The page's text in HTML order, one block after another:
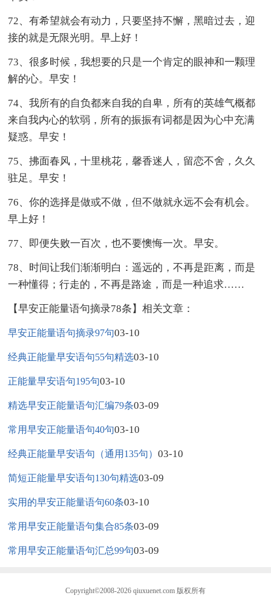
72、有希望就会有动力，只要坚持不懈，黑暗过去，迎
接的就是无限光明。早上好！
73、很多时候，我想要的只是一个肯定的眼神和一颗理
解的心。早安！
74、我所有的自负都来自我的自卑，所有的英雄气概都
来自我内心的软弱，所有的振振有词都是因为心中充满
疑惑。早安！
75、拂面春风，十里桃花，馨香迷人，留恋不舍，久久
驻足。早安！
76、你的选择是做或不做，但不做就永远不会有机会。
早上好！
77、即便失败一百次，也不要懊悔一次。早安。
78、时间让我们渐渐明白：遥远的，不再是距离，而是
一种懂得；行走的，不再是路途，而是一种追求……
【早安正能量语句摘录78条】相关文章：
早安正能量语句摘录97句03-10
经典正能量早安语句55句精选03-10
正能量早安语句195句03-10
精选早安正能量语句汇编79条03-09
常用早安正能量语句40句03-10
经典正能量早安语句（通用135句）03-10
简短正能量早安语句130句精选03-09
实用的早安正能量语句60条03-10
常用早安正能量语句集合85条03-09
常用早安正能量语句汇总99句03-09
Copyright©2008-2026 qiuxuenet.com 版权所有